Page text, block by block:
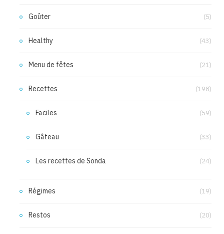
Goûter (5)
Healthy (43)
Menu de fêtes (21)
Recettes (198)
Faciles (59)
Gâteau (33)
Les recettes de Sonda (24)
Régimes (19)
Restos (20)